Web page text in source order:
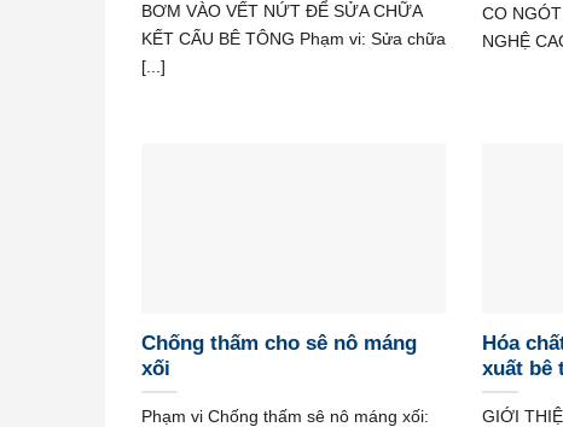
BƠM VÀO VẾT NỨT ĐỂ SỬA CHỮA
KẾT CẤU BÊ TÔNG Phạm vi: Sửa chữa
[...]
CO
NGHỆ
Chống thấm cho sê nô máng
xối
Phạm vi Chống thấm sê nô máng xối:
Hóa
xuất bê
GIỚI